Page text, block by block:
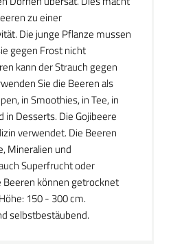
zu einer
Die junge Pflanze mussen
gegen Frost nicht
kann der Strauch gegen
Sie die Beeren als
in Smoothies, in Tee, in
in Desserts. Die Gojibeere
verwendet. Die Beeren
Mineralien und
Superfrucht oder
können getrocknet
150 - 300 cm.
selbstbestäubend.